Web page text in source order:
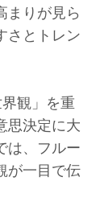
まりが見ら
さとトレン
観」を重
思決定に大
は、フルー
が一目で伝